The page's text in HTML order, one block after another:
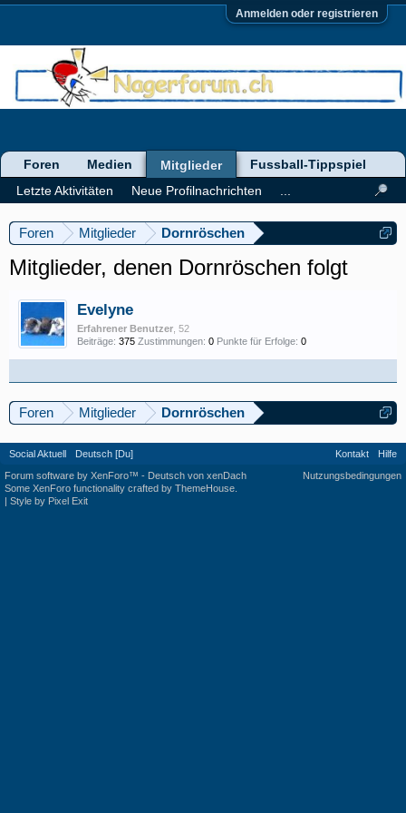
Anmelden oder registrieren
Foren Mitglieder Dornröschen
Mitglieder, denen Dornröschen folgt
Evelyne
Erfahrener Benutzer , 52
Beiträge: 375 Zustimmungen: 0 Punkte für Erfolge: 0
Foren Mitglieder Dornröschen
Foren Medien
Mitglieder
Letzte Aktivitäten
Neue Profilnachrichten
Fussball-Tippspiel
Social Aktuell Deutsch [Du] Kontakt
Hilfe
Nutzungsbedingungen
Forum software by XenForo™ - Deutsch von xenDach
Some XenForo functionality crafted by ThemeHouse
| Style by Pixel Exit